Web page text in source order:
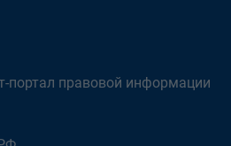
портал правовой информации